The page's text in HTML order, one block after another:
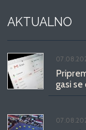
AKTUALNO
gasi se